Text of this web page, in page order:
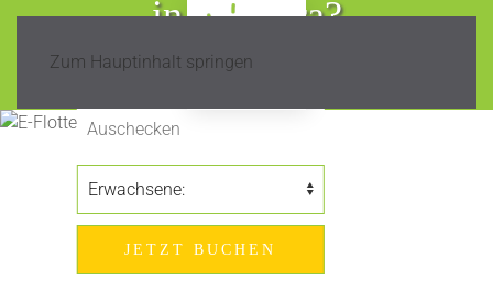
Zum Hauptinhalt springen
in Madeira?